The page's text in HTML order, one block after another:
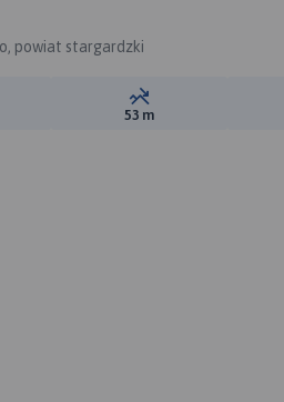
powiat stargardzki
przewyższeń: Suma spadków:
53 m